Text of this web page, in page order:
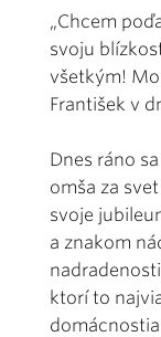
„Chcem
svoju
všetkým!
František v
Dnes ráno
omša za
svoje
a znakom
ktorí to